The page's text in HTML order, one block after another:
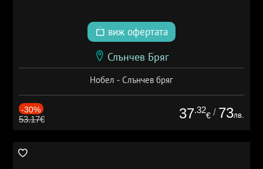
виж офертата
Слънчев Бряг
Нобел - Слънчев бряг
-30%
53.17€ 37.32
€ / 73лв.